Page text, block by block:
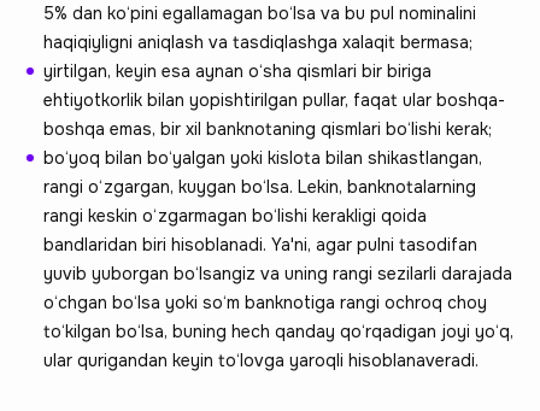
5% dan ko‘pini egallamagan bo‘lsa va bu pul nominalini
haqiqiyligni aniqlash va tasdiqlashga xalaqit bermasa;
yirtilgan, keyin esa aynan o‘sha qismlari bir biriga
ehtiyotkorlik bilan yopishtirilgan pullar, faqat ular boshqa-
boshqa emas, bir xil banknotaning qismlari bo‘lishi kerak;
bo‘yoq bilan bo‘yalgan yoki kislota bilan shikastlangan,
rangi o‘zgargan, kuygan bo‘lsa. Lekin, banknotalarning
rangi keskin o‘zgarmagan bo‘lishi kerakligi qoida
bandlaridan biri hisoblanadi. Ya'ni, agar pulni tasodifan
yuvib yuborgan bo‘lsangiz va uning rangi sezilarli darajada
o‘chgan bo‘lsa yoki so‘m banknotiga rangi ochroq choy
to‘kilgan bo‘lsa, buning hech qanday qo‘rqadigan joyi yo‘q,
ular qurigandan keyin to‘lovga yaroqli hisoblanaveradi.